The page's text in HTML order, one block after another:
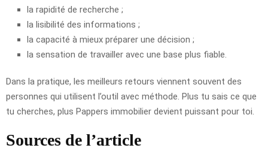
la rapidité de recherche ;
la lisibilité des informations ;
la capacité à mieux préparer une décision ;
la sensation de travailler avec une base plus fiable.
Dans la pratique, les meilleurs retours viennent souvent des
personnes qui utilisent l’outil avec méthode. Plus tu sais ce que
tu cherches, plus Pappers immobilier devient puissant pour toi.
Sources de l’article